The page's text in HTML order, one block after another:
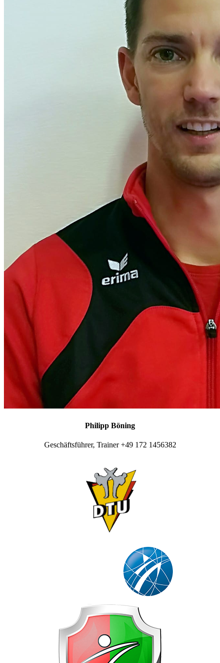
Philipp Böning
Geschäftsführer, Trainer +49 172 1456382